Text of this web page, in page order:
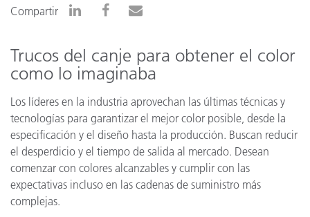
Compartir
Trucos del canje para obtener el color
como lo imaginaba
Los líderes en la industria aprovechan las últimas técnicas y
tecnologías para garantizar el mejor color posible, desde la
especificación y el diseño hasta la producción. Buscan reducir
el desperdicio y el tiempo de salida al mercado. Desean
comenzar con colores alcanzables y cumplir con las
expectativas incluso en las cadenas de suministro más
complejas.